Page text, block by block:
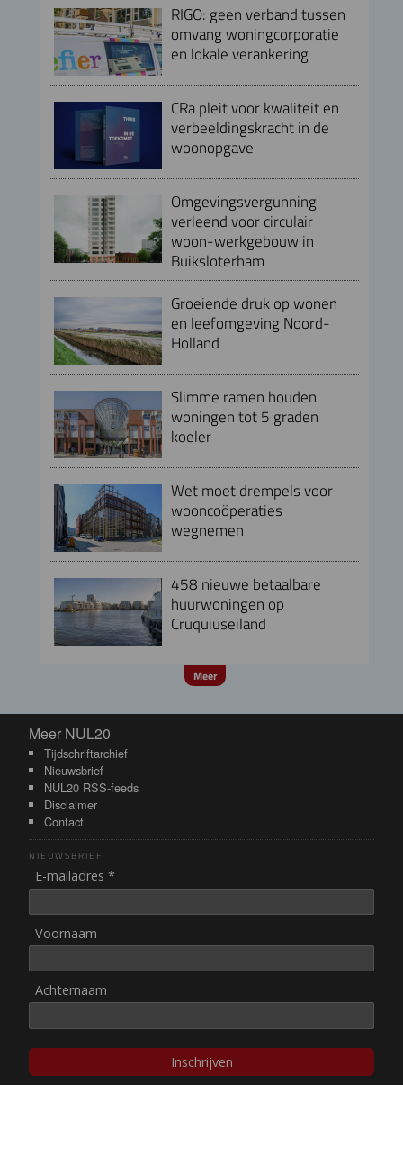
RIGO: geen verband tussen
omvang woningcorporatie
en lokale verankering
CRa pleit voor kwaliteit en
verbeeldingskracht in de
woonopgave
Omgevingsvergunning
verleend voor circulair
woon-werkgebouw in
Buiksloterham
Groeiende druk op wonen
en leefomgeving Noord-
Holland
Slimme ramen houden
woningen tot 5 graden
koeler
Wet moet drempels voor
wooncoöperaties
wegnemen
458 nieuwe betaalbare
huurwoningen op
Cruquiuseiland
Meer
Meer NUL20
Meer NUL20
Tijdschriftarchief
Nieuwsbrief
NUL20 RSS-feeds
Disclaimer
Contact
NIEUWSBRIEF
E-mailadres *
Voornaam
Achternaam
Inschrijven